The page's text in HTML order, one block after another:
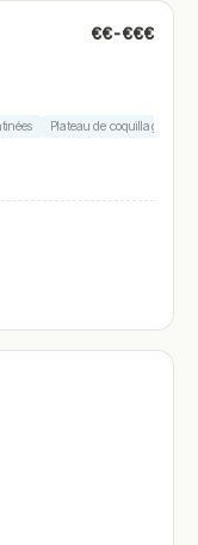
€€-€€€
Plateau de coquillages